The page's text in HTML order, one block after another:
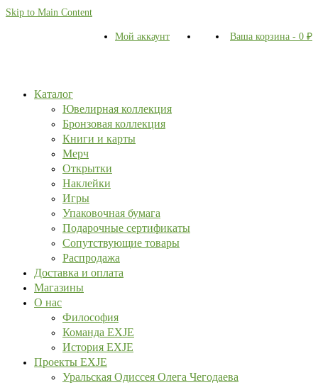
Skip to Main Content
Мой аккаунт Ваша корзина - 0 ₽
Каталог
Ювелирная коллекция
Бронзовая коллекция
Книги и карты
Мерч
Открытки
Наклейки
Игры
Упаковочная бумага
Подарочные сертификаты
Сопутствующие товары
Распродажа
Доставка и оплата
Магазины
О нас
Философия
Команда EXJE
История EXJE
Проекты EXJE
Уральская Одиссея Олега Чегодаева